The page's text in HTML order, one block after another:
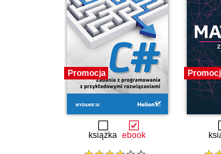
Promocja
książka ebook